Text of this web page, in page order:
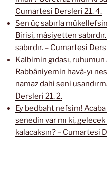
Cumartesi Dersleri 21. 4.
Sen üç sabırla
Birisi, mâsiyetten
sabırdır. – Cumartesi
Kalbimin gıdası,
Rabbâniyemin havâ-yı
namaz dahi seni
Dersleri 21. 2.
Ey bedbaht nefsim!
senedin var mı ki,
kalacaksın? – Cumartesi